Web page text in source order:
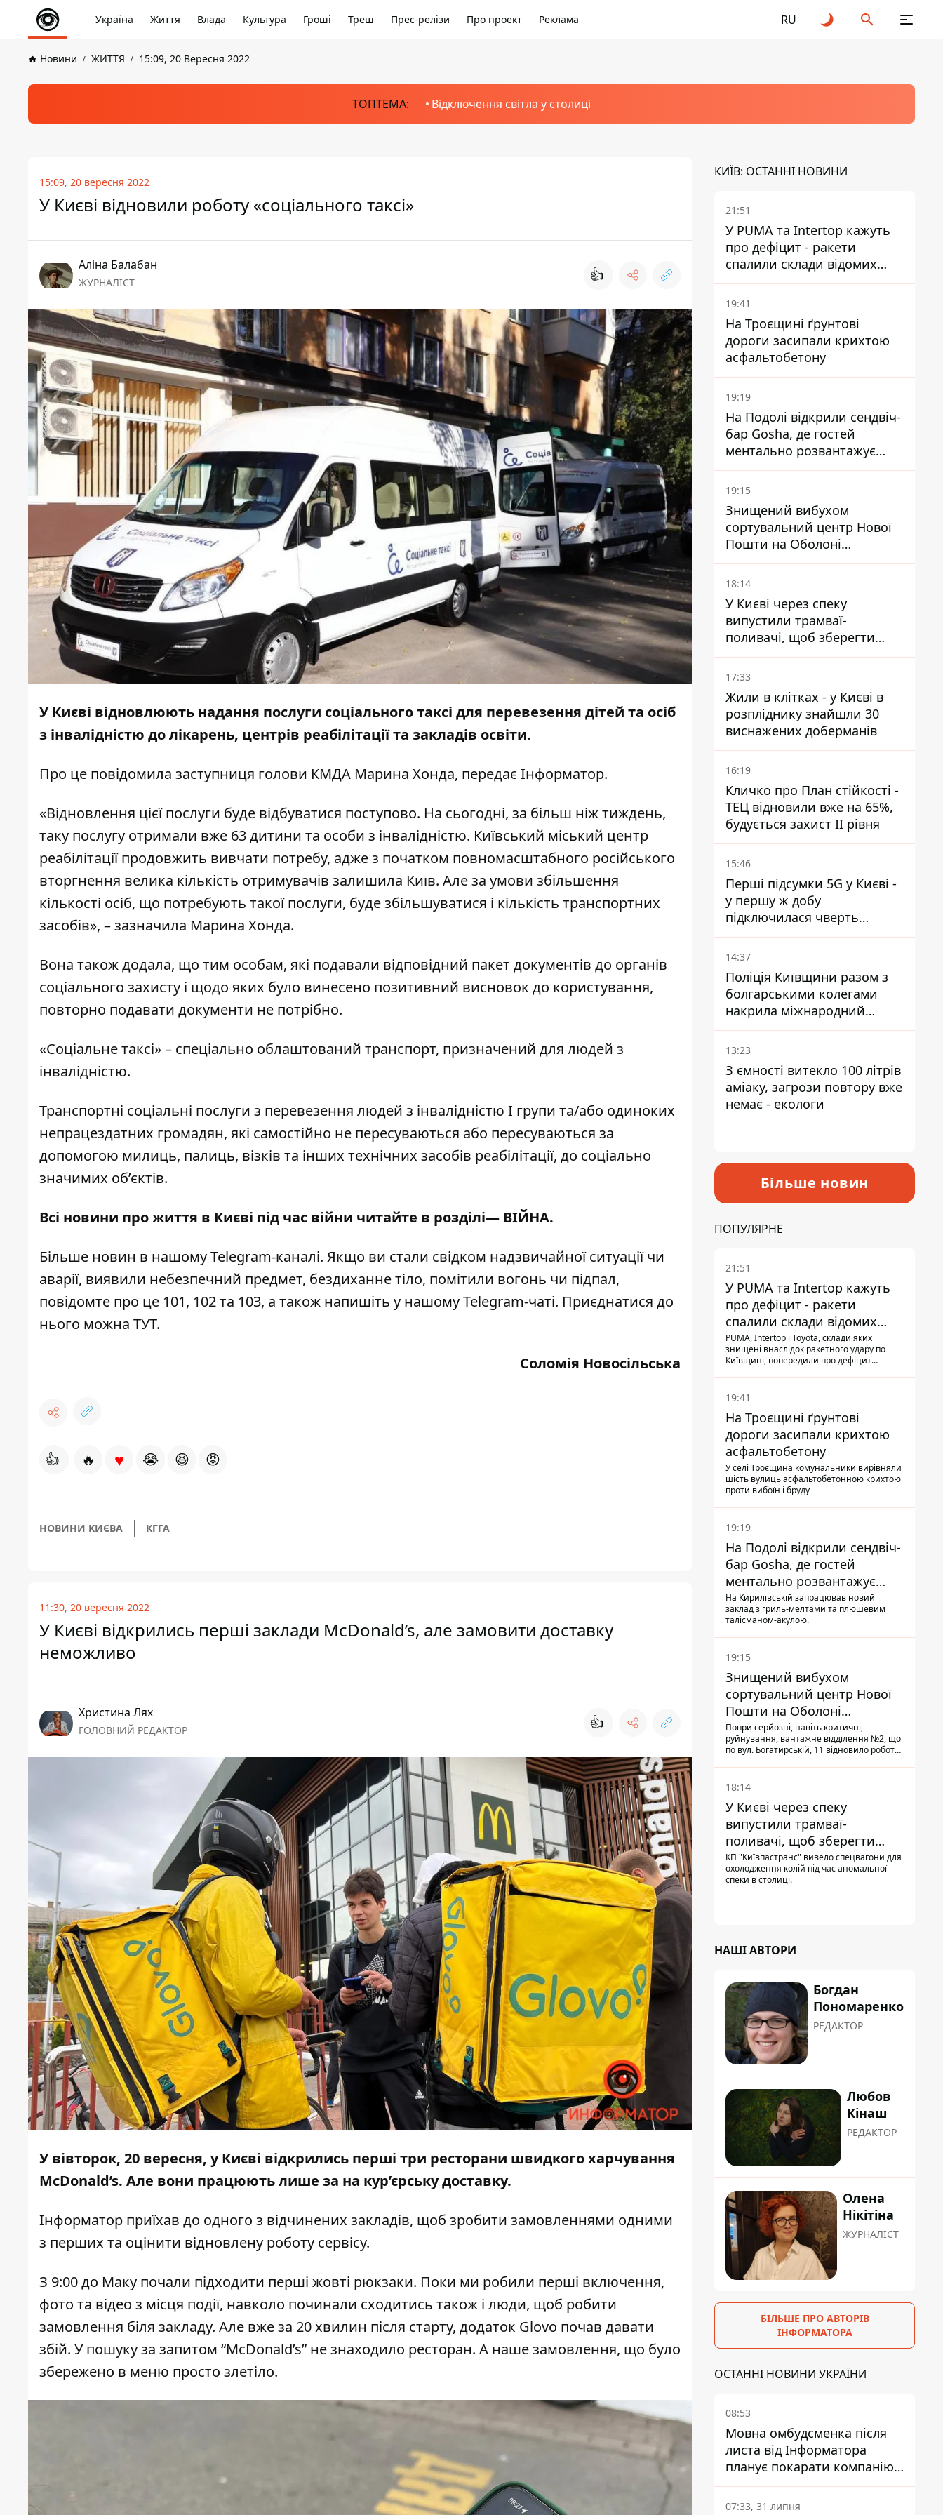
Україна Життя Влада Культура Гроші Треш Прес-релізи Про проект Реклама RU
Новини ЖИТТЯ 15:09, 20 Вересня 2022
ТОПТЕМА: Відключення світла у столиці
15:09, 20 вересня 2022
У Києві відновили роботу «соціального таксі»
Аліна Балабан
ЖУРНАЛІСТ 👍
У Києві відновлюють надання послуги соціального таксі для перевезення дітей та осіб
з інвалідністю до лікарень, центрів реабілітації та закладів освіти.
Про це повідомила заступниця голови КМДА Марина Хонда, передає Інформатор.
«Відновлення цієї послуги буде відбуватися поступово. На сьогодні, за більш ніж тиждень,
таку послугу отримали вже 63 дитини та особи з інвалідністю. Київський міський центр
реабілітації продовжить вивчати потребу, адже з початком повномасштабного російського
вторгнення велика кількість отримувачів залишила Київ. Але за умови збільшення
кількості осіб, що потребують такої послуги, буде збільшуватися і кількість транспортних
засобів», – зазначила Марина Хонда.
Вона також додала, що тим особам, які подавали відповідний пакет документів до органів
соціального захисту і щодо яких було винесено позитивний висновок до користування,
повторно подавати документи не потрібно.
«Соціальне таксі» – спеціально облаштований транспорт, призначений для людей з
інвалідністю.
Транспортні соціальні послуги з перевезення людей з інвалідністю І групи та/або одиноких
непрацездатних громадян, які самостійно не пересуваються або пересуваються за
допомогою милиць, палиць, візків та інших технічних засобів реабілітації, до соціально
значимих об’єктів.
Всі новини про життя в Києві під час війни читайте в розділі— ВІЙНА.
Більше новин в нашомуTelegram-каналі. Якщо ви стали свідком надзвичайної ситуації чи
аварії, виявили небезпечний предмет, бездиханне тіло, помітили вогонь чи підпал,
повідомте про це 101, 102 та 103, а також напишіть у нашому Telegram-чаті. Приєднатися до
нього можна ТУТ.
Соломія Новосільська
👍 🔥 ♥ 😭 😆 😡
НОВИНИ КИЄВА КГГА
11:30, 20 вересня 2022
У Києві відкрились перші заклади McDonald’s, але замовити доставку
неможливо
Христина Лях
ГОЛОВНИЙ РЕДАКТОР 👍
У вівторок, 20 вересня, у Києві відкрились перші три ресторани швидкого харчування
McDonald’s. Але вони працюють лише за на кур’єрську доставку.
Інформатор приїхав до одного з відчинених закладів, щоб зробити замовленнями одними
з перших та оцінити відновлену роботу сервісу.
З 9:00 до Маку почали підходити перші жовті рюкзаки. Поки ми робили перші включення,
фото та відео з місця події, навколо починали сходитись також і люди, щоб робити
замовлення біля закладу. Але вже за 20 хвилин після старту, додаток Glovo почав давати
збій. У пошуку за запитом “McDonald’s” не знаходило ресторан. А наше замовлення, що було
збережено в меню просто злетіло.
КИЇВ: ОСТАННІ НОВИНИ
21:51
У PUMA та Intertop кажуть
про дефіцит - ракети
спалили склади відомих
брендів
19:41
На Троєщині ґрунтові
дороги засипали крихтою
асфальтобетону
19:19
На Подолі відкрили сендвіч-
бар Gosha, де гостей
ментально розвантажує
акула
19:15
Знищений вибухом
сортувальний центр Нової
Пошти на Оболоні
запрацював - видають
посилки
18:14
У Києві через спеку
випустили трамваї-
поливачі, щоб зберегти
рейки від деформації
17:33
Жили в клітках - у Києві в
розпліднику знайшли 30
виснажених доберманів
16:19
Кличко про План стійкості -
ТЕЦ відновили вже на 65%,
будується захист ІІ рівня
15:46
Перші підсумки 5G у Києві -
у першу ж добу
підключилася чверть
мільйона абонентів
14:37
Поліція Київщини разом з
болгарськими колегами
накрила міжнародний
наркосиндикат
13:23
З ємності витекло 100 літрів
аміаку, загрози повтору вже
немає - екологи
Більше новин
ПОПУЛЯРНЕ
21:51
У PUMA та Intertop кажуть
про дефіцит - ракети
спалили склади відомих
брендів
PUMA, Intertop і Toyota, склади яких
знищені внаслідок ракетного удару по
Київщині, попередили про дефіцит
19:41
На Троєщині ґрунтові
дороги засипали крихтою
асфальтобетону
У селі Троєщина комунальники вирівняли
шість вулиць асфальтобетонною крихтою
проти вибоїн і бруду
19:19
На Подолі відкрили сендвіч-
бар Gosha, де гостей
ментально розвантажує
акула
На Кирилівській запрацював новий
заклад з гриль-мелтами та плюшевим
талісманом-акулою.
19:15
Знищений вибухом
сортувальний центр Нової
Пошти на Оболоні
запрацював - видають
посилки
Попри серйозні, навіть критичні,
руйнування, вантажне відділення №2, що
по вул. Богатирській, 11 відновило роботу:
18:14
У Києві через спеку
випустили трамваї-
поливачі, щоб зберегти
рейки від деформації
КП "Київпастранс" вивело спецвагони для
охолодження колій під час аномальної
спеки в столиці.
НАШІ АВТОРИ
Богдан
Пономаренко
РЕДАКТОР
Любов
Кінаш
РЕДАКТОР
Олена
Нікітіна
ЖУРНАЛІСТ
БІЛЬШЕ ПРО АВТОРІВ
ІНФОРМАТОРА
ОСТАННІ НОВИНИ УКРАЇНИ
08:53
Мовна омбудсменка після
листа від Інформатора
планує покарати компанію-
підрядника ПриватБанку
07:33, 31 липня